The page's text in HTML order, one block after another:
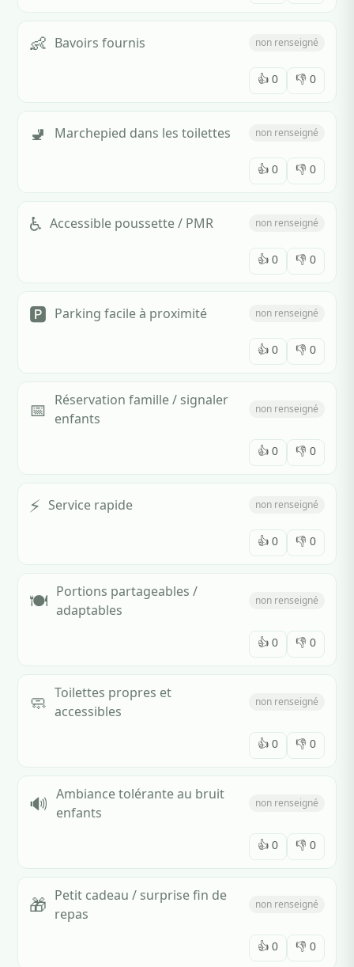
👶 Bavoirs fournis non renseigné
👍 0 👎 0
🚽 Marchepied dans les toilettes non renseigné
👍 0 👎 0
♿ Accessible poussette / PMR non renseigné
👍 0 👎 0
🅿️ Parking facile à proximité non renseigné
👍 0 👎 0
📅 Réservation famille / signaler
enfants
non renseigné
👍 0 👎 0
⚡ Service rapide non renseigné
👍 0 👎 0
🍽️ Portions partageables /
adaptables
non renseigné
👍 0 👎 0
🧼 Toilettes propres et
accessibles
non renseigné
👍 0 👎 0
🔊 Ambiance tolérante au bruit
enfants
non renseigné
👍 0 👎 0
🎁 Petit cadeau / surprise fin de
repas
non renseigné
👍 0 👎 0